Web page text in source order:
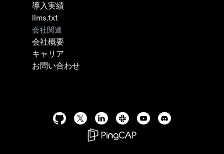
導入実績
llms.txt
会社関連
会社概要
キャリア
お問い合わせ